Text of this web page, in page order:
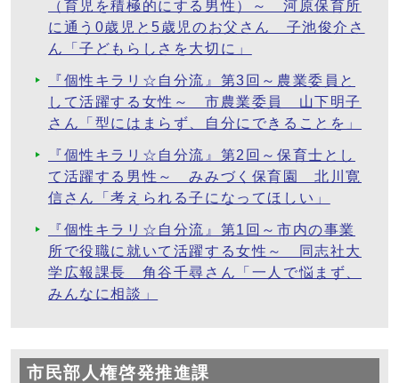
（育児を積極的にする男性）～ 河原保育所
に通う0歳児と5歳児のお父さん 子池俊介さ
ん「子どもらしさを大切に」
『個性キラリ☆自分流』第3回～農業委員と
して活躍する女性～ 市農業委員 山下明子
さん「型にはまらず、自分にできることを」
『個性キラリ☆自分流』第2回～保育士とし
て活躍する男性～ みみづく保育園 北川寛
信さん「考えられる子になってほしい」
『個性キラリ☆自分流』第1回～市内の事業
所で役職に就いて活躍する女性～ 同志社大
学広報課長 角谷千尋さん「一人で悩まず、
みんなに相談」
市民部人権啓発推進課